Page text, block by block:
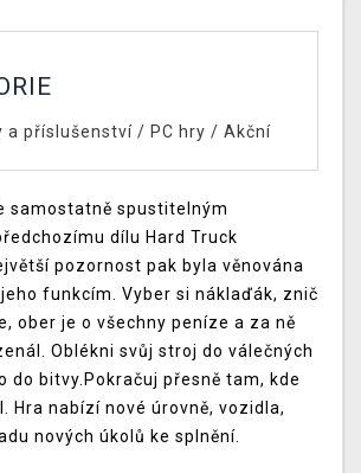
a příslušenství/ PC hry / Akční
samostatně spustitelným
dílu Hard Truck
pozornost pak byla věnována
funkcím. Vyber si náklaďák, znič
ober je o všechny peníze a za ně
Oblékni svůj stroj do válečných
do bitvy.Pokračuj přesně tam, kde
Hra nabízí nové úrovně, vozidla,
nových úkolů ke splnění.